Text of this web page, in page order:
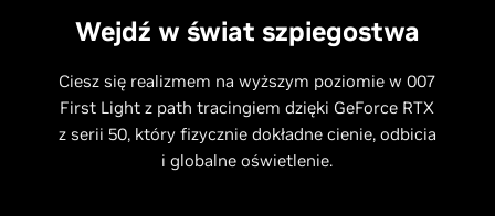
Wejdź w świat szpiegostwa
Ciesz się realizmem na wyższym poziomie w 007
First Light z path tracingiem dzięki GeForce RTX
z serii 50, który fizycznie dokładne cienie, odbicia
i globalne oświetlenie.